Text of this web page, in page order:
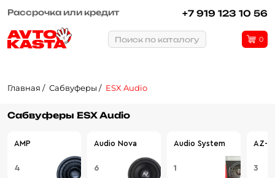
Рассрочка или кредит +7 919 123 10 56
Поиск по каталогу 0
Главная Сабвуферы ESX Audio
Сабвуферы ESX Audio
AMP
4
Audio Nova
6
Audio System
1
AZ-13
3